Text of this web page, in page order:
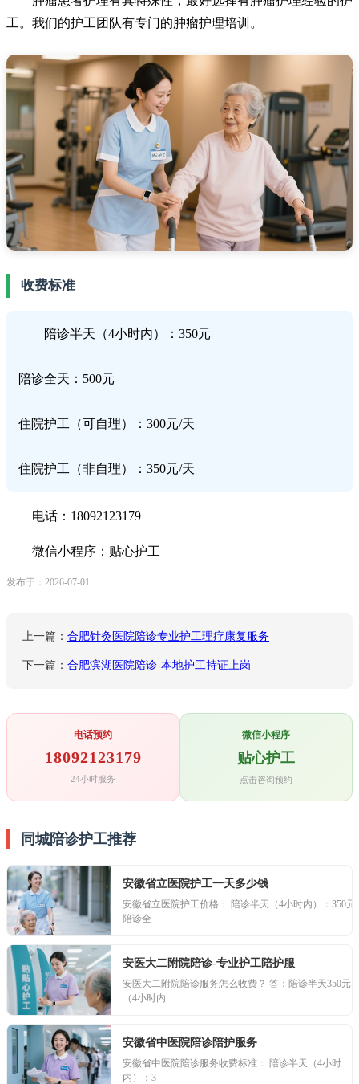
工。我们的护工团队有专门的肿瘤护理培训。
收费标准
陪诊半天（4小时内）：350元
陪诊全天：500元
住院护工（可自理）：300元/天
住院护工（非自理）：350元/天
电话：18092123179
微信小程序：贴心护工
发布于：2026-07-01
上一篇： 合肥针灸医院陪诊专业护工理疗康复服务
下一篇： 合肥滨湖医院陪诊-本地护工持证上岗
电话预约
18092123179
24小时服务
微信小程序
贴心护工
点击咨询预约
同城陪诊护工推荐
安徽省立医院护工一天多少钱
安徽省立医院护工价格： 陪诊半天（4小时内）：350元
陪诊全
安医大二附院陪诊-专业护工陪护服
安医大二附院陪诊服务怎么收费？ 答：陪诊半天350元
（4小时内
安徽省中医院陪诊陪护服务
安徽省中医院陪诊服务收费标准： 陪诊半天（4小时
内）：3